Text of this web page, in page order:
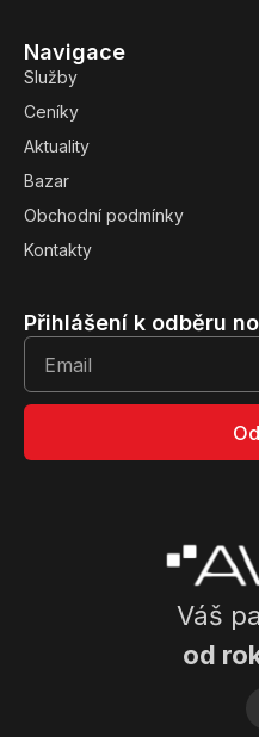
Váš
od
Navigace
Služby
Ceníky
Aktuality
Bazar
Obchodní podmínky
Kontakty
Přihlášení k odběru